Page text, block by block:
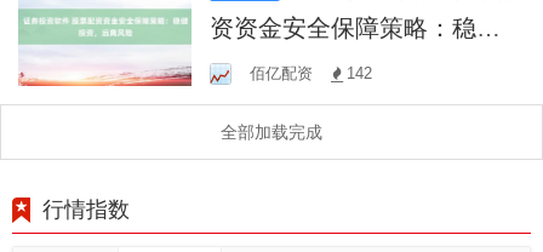
资资金安全保障策略：稳健
投资，远离风险
佰亿配资 142
全部加载完成
行情指数